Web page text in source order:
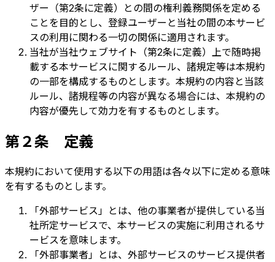
ザー（第2条に定義）との間の権利義務関係を定める
ことを目的とし、登録ユーザーと当社の間の本サービ
スの利用に関わる一切の関係に適用されます。
当社が当社ウェブサイト（第2条に定義）上で随時掲
載する本サービスに関するルール、諸規定等は本規約
の一部を構成するものとします。本規約の内容と当該
ルール、諸規程等の内容が異なる場合には、本規約の
内容が優先して効力を有するものとします。
第２条 定義
本規約において使用する以下の用語は各々以下に定める意味
を有するものとします。
「外部サービス」とは、他の事業者が提供している当
社所定サービスで、本サービスの実施に利用されるサ
ービスを意味します。
「外部事業者」とは、外部サービスのサービス提供者